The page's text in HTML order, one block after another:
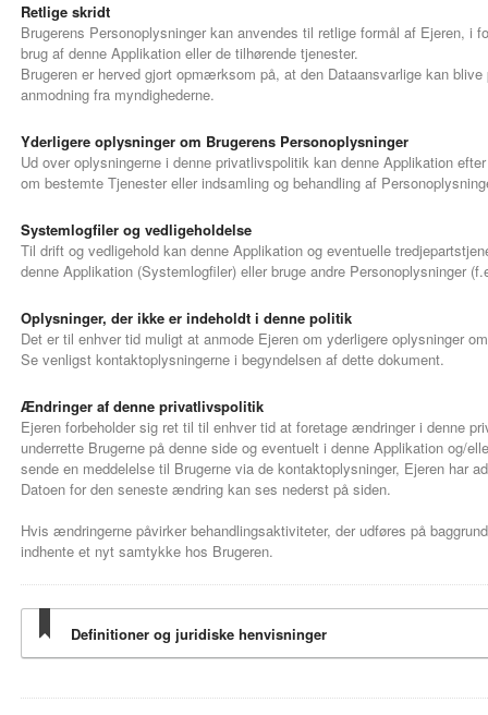
Retlige skridt
Brugerens Personoplysninger kan anvendes til retlige formål af Ejeren, i
brug af denne Applikation eller de tilhørende tjenester.
Brugeren er herved gjort opmærksom på, at den Dataansvarlige kan
anmodning fra myndighederne.
Yderligere oplysninger om Brugerens Personoplysninger
Ud over oplysningerne i denne privatlivspolitik kan denne Applikation
om bestemte Tjenester eller indsamling og behandling af
Systemlogfiler og vedligeholdelse
Til drift og vedligehold kan denne Applikation og eventuelle
denne Applikation (Systemlogfiler) eller bruge andre Personoplysninger
Oplysninger, der ikke er indeholdt i denne politik
Det er til enhver tid muligt at anmode Ejeren om yderligere oplysninger
Se venligst kontaktoplysningerne i begyndelsen af dette dokument.
Ændringer af denne privatlivspolitik
Ejeren forbeholder sig ret til til enhver tid at foretage ændringer i denne
underrette Brugerne på denne side og eventuelt i denne Applikation og/
sende en meddelelse til Brugerne via de kontaktoplysninger, Ejeren har
Datoen for den seneste ændring kan ses nederst på siden.
Hvis ændringerne påvirker behandlingsaktiviteter, der udføres på
indhente et nyt samtykke hos Brugeren.
Definitioner og juridiske henvisninger